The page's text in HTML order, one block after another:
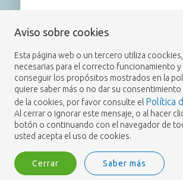
Aviso sobre cookies
Esta página web o un tercero utiliza
necesarias para el correcto funcionamiento y
conseguir los propósitos mostrados en la
quiere saber más o no dar su consentimiento
de la cookies, por favor consulte el Política
Al cerrar o ignorar este mensaje, o al hacer
botón o continuando con el navegador de
usted acepta el uso de cookies.
Cerrar Saber más